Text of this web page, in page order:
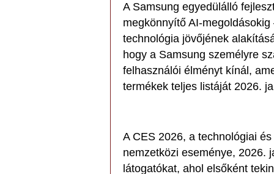
A Samsung egyedülálló
megkönnyítő AI-
technológia jövőjének
hogy a Samsung személyre
felhasználói élményt kínál,
termékek teljes listáját 2026.
A CES 2026, a technológiai
nemzetközi eseménye, 2026.
látogatókat, ahol elsőként